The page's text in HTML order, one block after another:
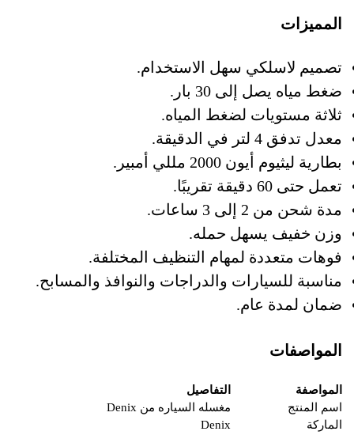
المميزات
تصميم لاسلكي سهل الاستخدام.
ضغط مياه يصل إلى 30 بار.
ثلاثة مستويات لضغط المياه.
معدل تدفق 4 لتر في الدقيقة.
بطارية ليثيوم أيون 2000 مللي أمبير.
تعمل حتى 60 دقيقة تقريبًا.
مدة شحن من 2 إلى 3 ساعات.
وزن خفيف يسهل حمله.
فوهات متعددة لمهام التنظيف المختلفة.
مناسبة للسيارات والدراجات والنوافذ والمسابح.
ضمان لمدة عام.
المواصفات
المواصفة
التفاصيل
اسم المنتج
مغسله السياره من Denix
الماركة
Denix